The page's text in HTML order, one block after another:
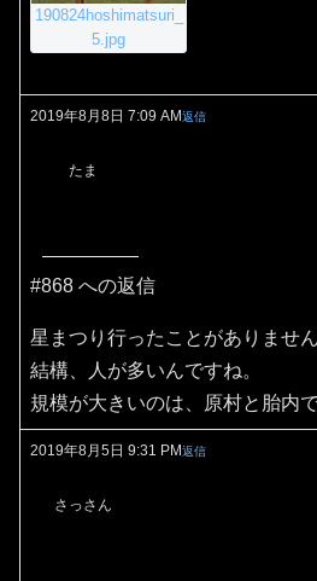
190824hoshimatsuri_
5.jpg
2019年8月8日 7:09 AM返信
たま
#868 への返信
星まつり行ったことがありません
結構、人が多いんですね。
規模が大きいのは、原村と胎内
2019年8月5日 9:31 PM返信
さっさん